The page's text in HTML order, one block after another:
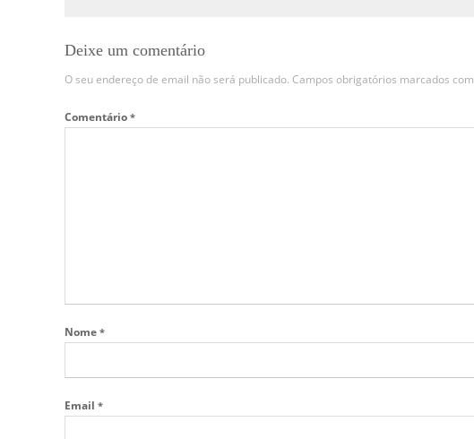
Deixe um comentário
O seu endereço de email não será publicado. Campos obrigatórios marcados com
Comentário *
Nome *
Email *